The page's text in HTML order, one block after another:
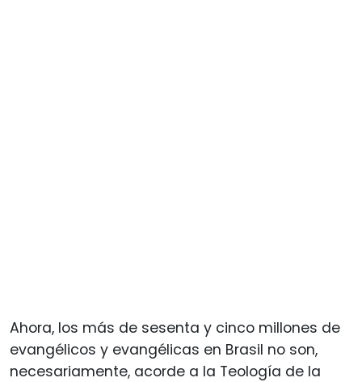
Ahora, los más de sesenta y cinco millones de
evangélicos y evangélicas en Brasil no son,
necesariamente, acorde a la Teología de la